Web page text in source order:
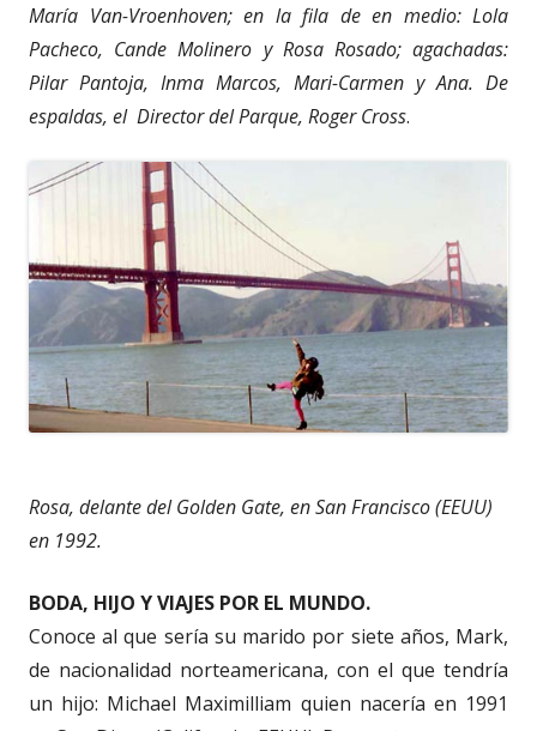
María Van-Vroenhoven; en la fila de en medio: Lola
Pacheco, Cande Molinero y Rosa Rosado; agachadas:
Pilar Pantoja, Inma Marcos, Mari-Carmen y Ana. De
espaldas, el Director del Parque, Roger Cross.
Rosa, delante del Golden Gate, en San Francisco (EEUU)
en 1992.
BODA, HIJO Y VIAJES POR EL MUNDO.
Conoce al que sería su marido por siete años, Mark,
de nacionalidad norteamericana, con el que tendría
un hijo: Michael Maximilliam quien nacería en 1991